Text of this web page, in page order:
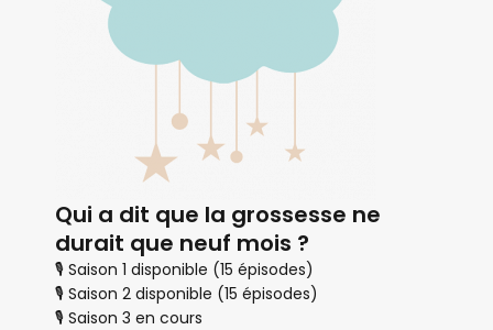
Qui a dit que la grossesse ne
durait que neuf mois ?
🎙 Saison 1 disponible (15 épisodes)
🎙 Saison 2 disponible (15 épisodes)
🎙 Saison 3 en cours